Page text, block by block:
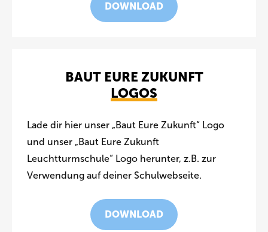
DOWNLOAD
BAUT EURE ZUKUNFT
LOGOS
Lade dir hier unser „Baut Eure Zukunft“ Logo
und unser „Baut Eure Zukunft
Leuchtturmschule“ Logo herunter, z.B. zur
Verwendung auf deiner Schulwebseite.
DOWNLOAD